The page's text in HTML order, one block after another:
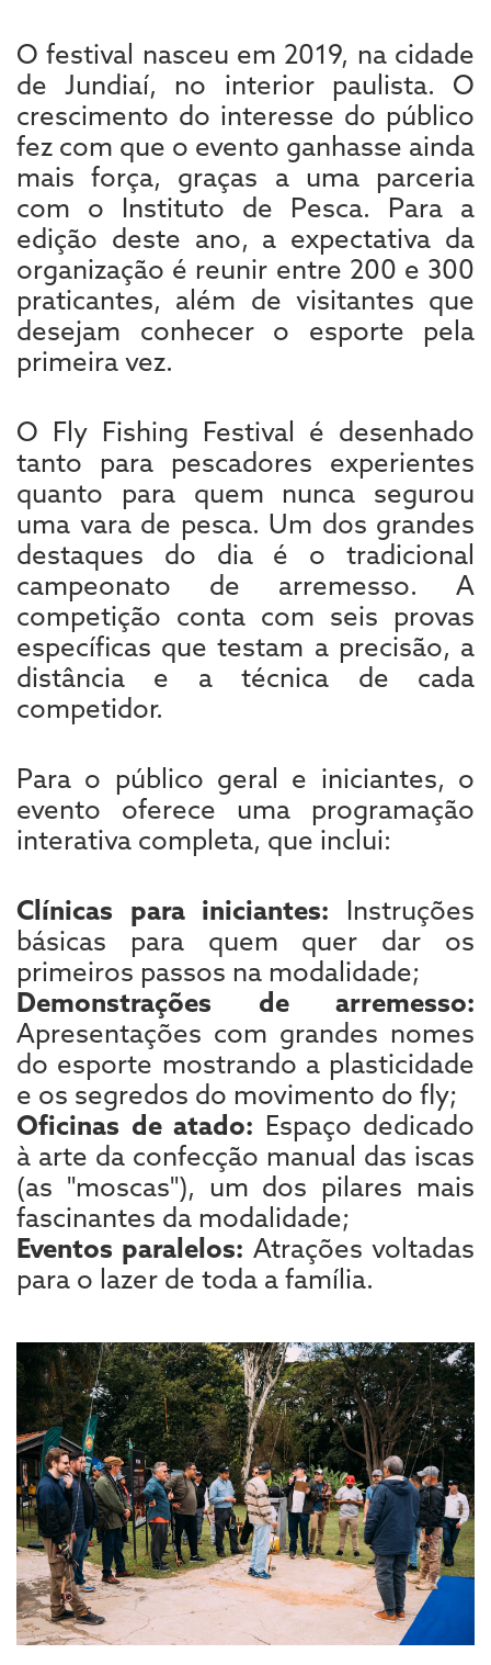
O festival nasceu em 2019, na cidade
de Jundiaí, no interior paulista. O
crescimento do interesse do público
fez com que o evento ganhasse ainda
mais força, graças a uma parceria
com o Instituto de Pesca. Para a
edição deste ano, a expectativa da
organização é reunir entre 200 e 300
praticantes, além de visitantes que
desejam conhecer o esporte pela
primeira vez.
O Fly Fishing Festival é desenhado
tanto para pescadores experientes
quanto para quem nunca segurou
uma vara de pesca. Um dos grandes
destaques do dia é o tradicional
campeonato de arremesso. A
competição conta com seis provas
específicas que testam a precisão, a
distância e a técnica de cada
competidor.
Para o público geral e iniciantes, o
evento oferece uma programação
interativa completa, que inclui:
Clínicas para iniciantes: Instruções
básicas para quem quer dar os
primeiros passos na modalidade;
Demonstrações de arremesso:
Apresentações com grandes nomes
do esporte mostrando a plasticidade
e os segredos do movimento do fly;
Oficinas de atado: Espaço dedicado
à arte da confecção manual das iscas
(as "moscas"), um dos pilares mais
fascinantes da modalidade;
Eventos paralelos: Atrações voltadas
para o lazer de toda a família.